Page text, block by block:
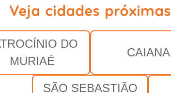
Veja cidades
DO
MURIAÉ
CAIANA
SÃO SEBASTIÃO